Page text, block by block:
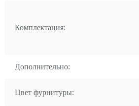
Комплектация:
Дополнительно:
Цвет фурнитуры: